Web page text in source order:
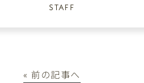
STAFF
« 前の記事へ